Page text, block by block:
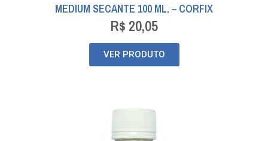
MEDIUM SECANTE 100 ML. – CORFIX
R$ 20,05
VER PRODUTO